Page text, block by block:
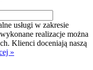
usługi w zakresie
realizacje można
Klienci doceniają naszą
»